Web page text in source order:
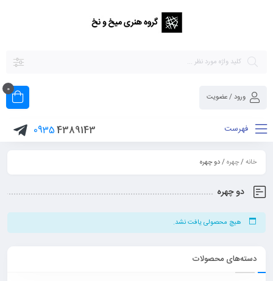
ورود / عضویت
0
فهرست 4389143
0935
خانه/چهره/ دو چهره
دو چهره
هیچ محصولی یافت نشد.
دسته‌های محصولات